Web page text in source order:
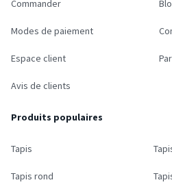
Commander
Modes de paiement
Espace client
Avis de clients
Produits populaires
Tapis
Tapis rond